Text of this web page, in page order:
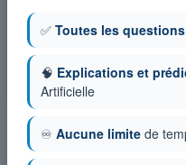
Simulation d'examen
Examen en PDF PPL(A)
✅ Toutes les questions
🧠 Explications et
Artificielle
♾️ Aucune limite de